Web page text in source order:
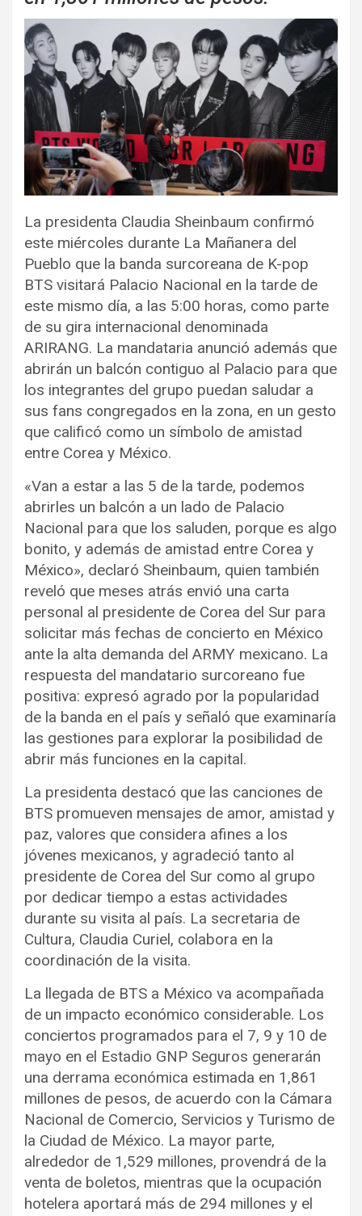
La presidenta Claudia Sheinbaum confirmó
este miércoles durante La Mañanera del
Pueblo que la banda surcoreana de K-pop
BTS visitará Palacio Nacional en la tarde de
este mismo día, a las 5:00 horas, como parte
de su gira internacional denominada
ARIRANG. La mandataria anunció además que
abrirán un balcón contiguo al Palacio para que
los integrantes del grupo puedan saludar a
sus fans congregados en la zona, en un gesto
que calificó como un símbolo de amistad
entre Corea y México.
«Van a estar a las 5 de la tarde, podemos
abrirles un balcón a un lado de Palacio
Nacional para que los saluden, porque es algo
bonito, y además de amistad entre Corea y
México», declaró Sheinbaum, quien también
reveló que meses atrás envió una carta
personal al presidente de Corea del Sur para
solicitar más fechas de concierto en México
ante la alta demanda del ARMY mexicano. La
respuesta del mandatario surcoreano fue
positiva: expresó agrado por la popularidad
de la banda en el país y señaló que examinaría
las gestiones para explorar la posibilidad de
abrir más funciones en la capital.
La presidenta destacó que las canciones de
BTS promueven mensajes de amor, amistad y
paz, valores que considera afines a los
jóvenes mexicanos, y agradeció tanto al
presidente de Corea del Sur como al grupo
por dedicar tiempo a estas actividades
durante su visita al país. La secretaria de
Cultura, Claudia Curiel, colabora en la
coordinación de la visita.
La llegada de BTS a México va acompañada
de un impacto económico considerable. Los
conciertos programados para el 7, 9 y 10 de
mayo en el Estadio GNP Seguros generarán
una derrama económica estimada en 1,861
millones de pesos, de acuerdo con la Cámara
Nacional de Comercio, Servicios y Turismo de
la Ciudad de México. La mayor parte,
alrededor de 1,529 millones, provendrá de la
venta de boletos, mientras que la ocupación
hotelera aportará más de 294 millones y el